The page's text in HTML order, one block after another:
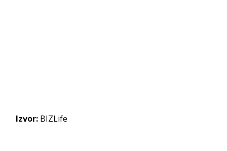
Izvor: BIZLife